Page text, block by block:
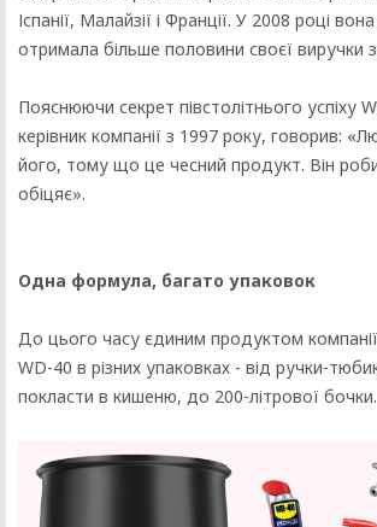
Іспанії, Малайзії і Франції. У 2008 році
отримала більше половини своєї виручки
Пояснюючи секрет півстолітнього успіху
керівник компанії з 1997 року, говорив:
його, тому що це чесний продукт. Він
обіцяє».
Одна формула, багато упаковок
До цього часу єдиним продуктом
WD-40 в різних упаковках - від ручки-
покласти в кишеню, до 200-літрової бочки.